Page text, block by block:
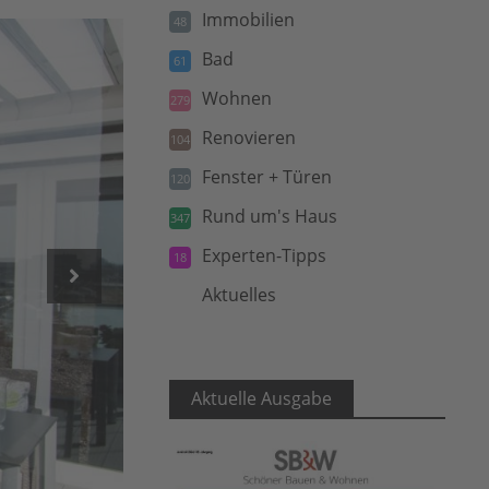
48 Immobilien
61 Bad
279 Wohnen
104 Renovieren
120 Fenster + Türen
347 Rund um's Haus
18 Experten-Tipps
Aktuelles
Aktuelle Ausgabe